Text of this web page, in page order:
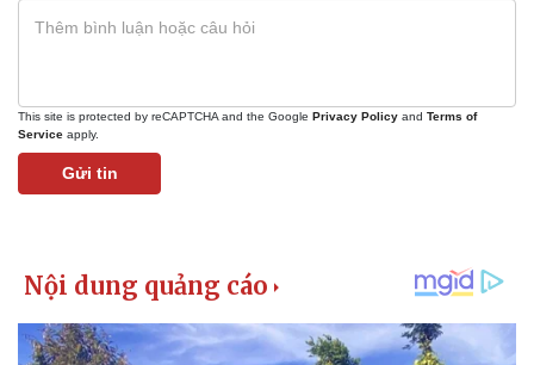
This site is protected by reCAPTCHA and the Google Privacy Policy and Terms of
Service apply.
Gửi tin